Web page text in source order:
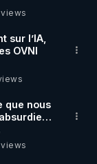
views
sur l’IA,
OVNI
que nous
faire
!